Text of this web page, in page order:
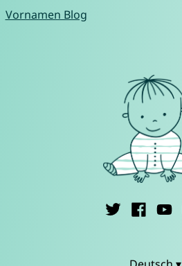
Vornamen Blog